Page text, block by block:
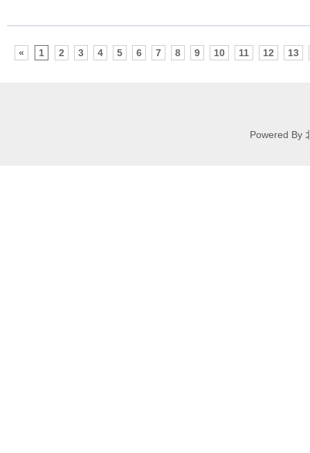
« 1 2 3 4 5 6 7 8 9 10 11 12 13
Powered By